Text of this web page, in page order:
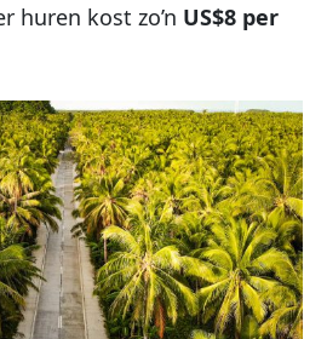
huren kost zo’n US$8 per